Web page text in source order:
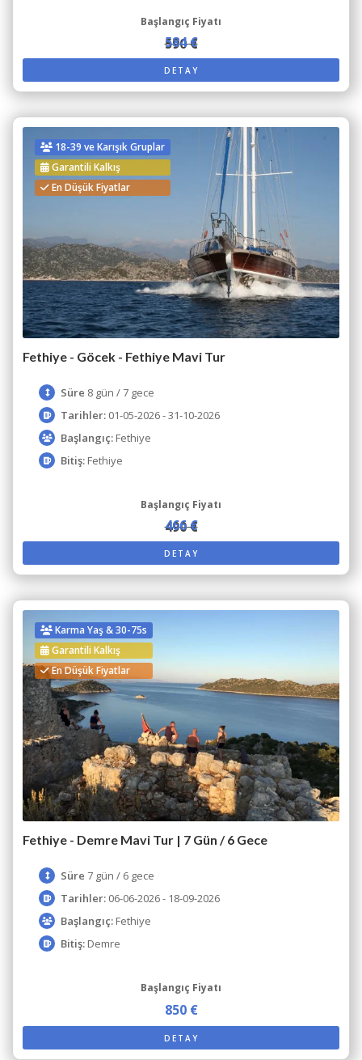
Başlangıç Fiyatı
590 €
584 €
DETAY
18-39 ve Karışık Gruplar
Garantili Kalkış
En Düşük Fiyatlar
Fethiye - Göcek - Fethiye Mavi Tur
Süre 8 gün / 7 gece
Tarihler: 01-05-2026 - 31-10-2026
Başlangıç: Fethiye
Bitiş: Fethiye
Başlangıç Fiyatı
490 €
466 €
DETAY
Karma Yaş & 30-75s
Garantili Kalkış
En Düşük Fiyatlar
Fethiye - Demre Mavi Tur | 7 Gün / 6 Gece
Süre 7 gün / 6 gece
Tarihler: 06-06-2026 - 18-09-2026
Başlangıç: Fethiye
Bitiş: Demre
Başlangıç Fiyatı
850 €
DETAY